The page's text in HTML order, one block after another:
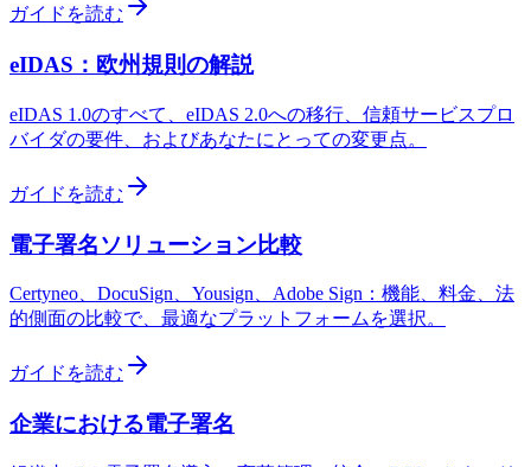
ガイドを読む
eIDAS：欧州規則の解説
eIDAS 1.0のすべて、eIDAS 2.0への移行、信頼サービスプロ
バイダの要件、およびあなたにとっての変更点。
ガイドを読む
電子署名ソリューション比較
Certyneo、DocuSign、Yousign、Adobe Sign：機能、料金、法
的側面の比較で、最適なプラットフォームを選択。
ガイドを読む
企業における電子署名